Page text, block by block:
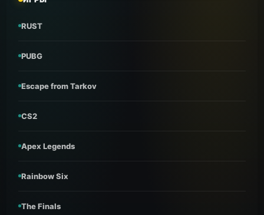
RUST
PUBG
Escape from Tarkov
CS2
Apex Legends
Rainbow Six
The Finals